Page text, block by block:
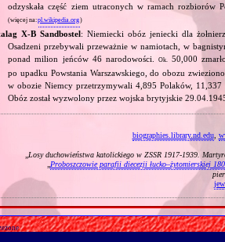
odzyskała część ziem utraconych w ramach
(więcej na:pl.wikipedia.org)
X‐B Sandbostel: Niemiecki obóz jeniecki dla
Osadzeni przebywali przeważnie w namiotach, w
ponad milion jeńców 46 narodowości.
Ok.
50,000
po upadku Powstania Warszawskiego, do obozu
w obozie Niemcy przetrzymywali 4,895 Polaków, 11,337
Obóz został wyzwolony przez wojska brytyjskie
biographies.library.nd.edu,
„Losy duchowieństwa katolickiego w ZSSR 1917‐1939.
„Proboszczowie parafii diecezji łucko–żytomierskiej